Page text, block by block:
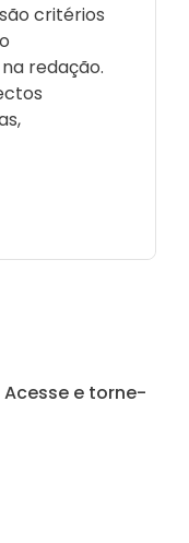
critérios
redação.
e torne-